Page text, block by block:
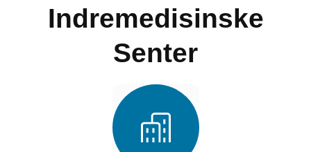
Indremedisinske
Senter